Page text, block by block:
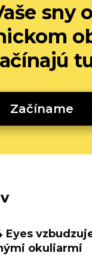
sny o
Začíname
Eyes
okuliarmi